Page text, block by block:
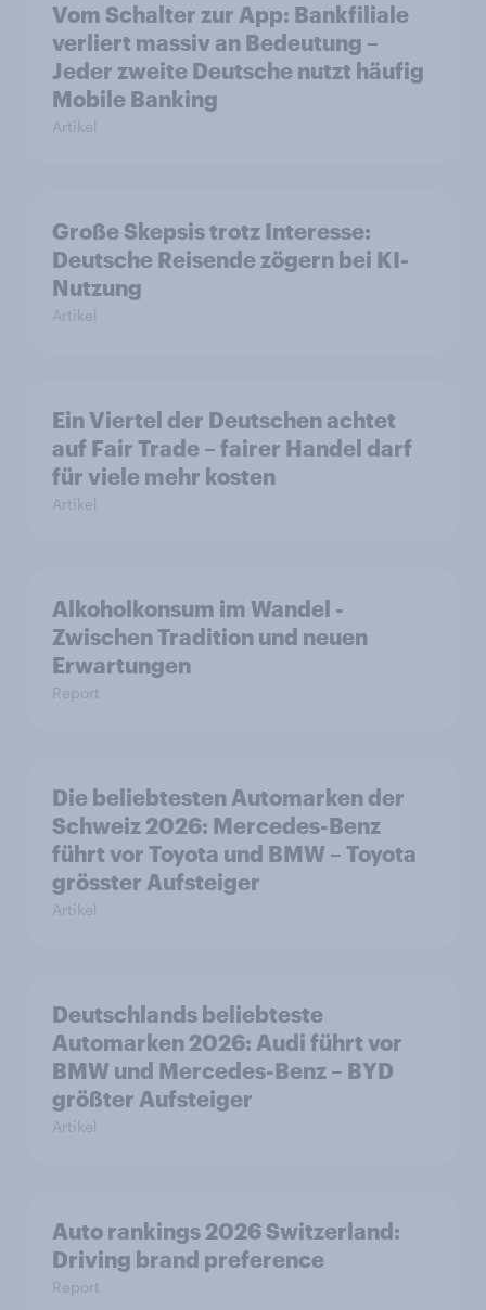
Vom Schalter zur App: Bankfiliale
verliert massiv an Bedeutung –
Jeder zweite Deutsche nutzt häufig
Mobile Banking
Artikel
Große Skepsis trotz Interesse:
Deutsche Reisende zögern bei KI-
Nutzung
Artikel
Ein Viertel der Deutschen achtet
auf Fair Trade – fairer Handel darf
für viele mehr kosten
Artikel
Alkoholkonsum im Wandel​ -
Zwischen Tradition und neuen
Erwartungen
Report
Die beliebtesten Automarken der
Schweiz 2026: Mercedes-Benz
führt vor Toyota und BMW – Toyota
grösster Aufsteiger
Artikel
Deutschlands beliebteste
Automarken 2026: Audi führt vor
BMW und Mercedes-Benz – BYD
größter Aufsteiger
Artikel
Auto rankings 2026 Switzerland:
Driving brand preference
Report